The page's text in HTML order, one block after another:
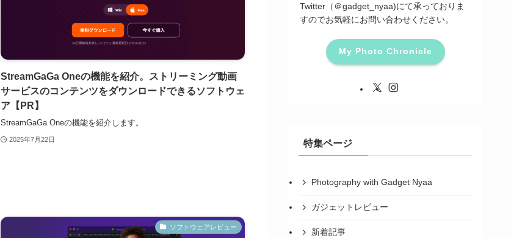
StreamGaGa Oneの機能を紹介。ストリーミング動画
サービスのコンテンツをダウンロードできるソフトウェ
ア【PR】
StreamGaGa Oneの機能を紹介します。
2025年7月22日
ソフトウェアレビュー
Twitter（＠gadget_nyaa)にて承っておりま
すのでお気軽にお問い合わせください。
My Photo Chronicle
特集ページ
Photography with Gadget Nyaa
ガジェットレビュー
新着記事